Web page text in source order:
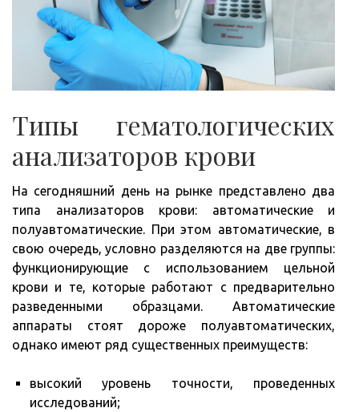
Типы гематологических
анализаторов крови
На сегодняшний день на рынке представлено два
типа анализаторов крови: автоматические и
полуавтоматические. При этом автоматические, в
свою очередь, условно разделяются на две группы:
функционирующие с использованием цельной
крови и те, которые работают с предварительно
разведенными образцами. Автоматические
аппараты стоят дороже полуавтоматических,
однако имеют ряд существенных преимуществ:
высокий уровень точности, проведенных
исследований;